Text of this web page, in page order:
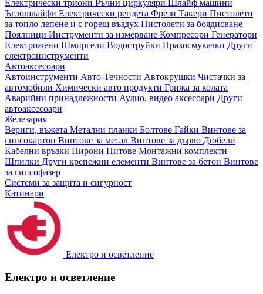
Електрически триони Ръчни циркуляри
Шлайф машини
Ъглошлайфи Електрически рендета Фрези Такери Пистолети
за топло лепене и с горещ въздух Пистолети за боядисване
Поялници Инструменти за измерване Компресори Генератори
Електрожени Шмиргели Водоструйки Прахосмукачки Други
електроинструменти
Автоаксесоари
Автоинструменти Авто-Течности Автокрушки Чистачки за
автомобили Химически авто продукти Грижа за колата
Аварийни принадлежности Аудио, видео аксесоари Други
автоаксесоари
Железария
Вериги, въжета Метални планки Болтове Гайки Винтове за
гипсокартон Винтове за метал Винтове за дърво Дюбели
Кабелни връзки Пирони Нитове Монтажни комплекти
Шпилки Други крепежни елементи Винтове за бетон Винтове
за гипсофазер
Системи за защита и сигурност
Катинари
Електро и осветление
Електро и осветление